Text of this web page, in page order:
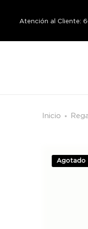
Atención al Cliente:
Inicio
Agotado